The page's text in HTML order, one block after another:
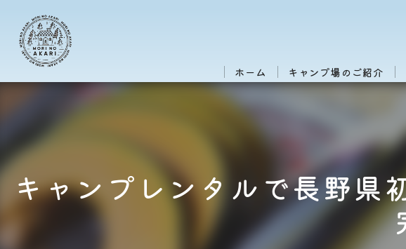
ホーム キャンプ場のご紹介
キャンプレンタルで長野